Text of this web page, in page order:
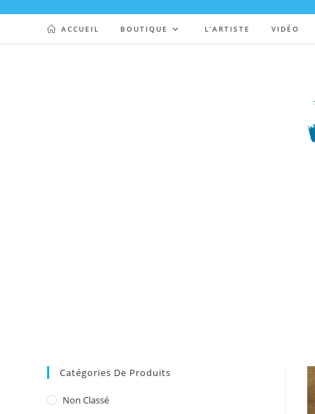
ACCUEIL BOUTIQUE L’ARTISTE VIDÉO
Catégories De Produits
Non Classé